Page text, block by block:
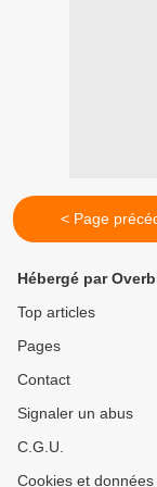
< Page
Hébergé par
Top articles
Pages
Contact
Signaler un abus
C.G.U.
Cookies et